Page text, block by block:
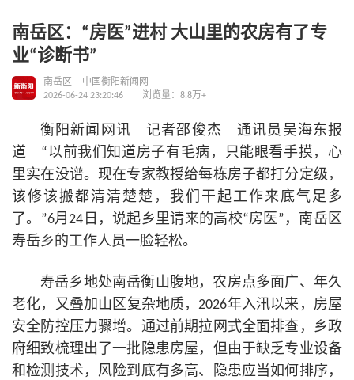
南岳区：“房医”进村 大山里的农房有了专
业“诊断书”
南岳区
中国衡阳新闻网
2026-06-24 23:20:46
浏览量：8.8万+
衡阳新闻网讯 记者邵俊杰 通讯员吴海东报
道 “以前我们知道房子有毛病，只能眼看手摸，心
里实在没谱。现在专家教授给每栋房子都打分定级，
该修该搬都清清楚楚，我们干起工作来底气足多
了。”6月24日，说起乡里请来的高校“房医”，南岳区
寿岳乡的工作人员一脸轻松。
寿岳乡地处南岳衡山腹地，农房点多面广、年久
老化，又叠加山区复杂地质，2026年入汛以来，房屋
安全防控压力骤增。通过前期拉网式全面排查，乡政
府细致梳理出了一批隐患房屋，但由于缺乏专业设备
和检测技术，风险到底有多高、隐患应当如何排序，